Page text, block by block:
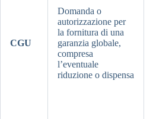
CGU
Domanda o
autorizzazione per
la fornitura di una
garanzia globale,
compresa
l’eventuale
riduzione o dispensa